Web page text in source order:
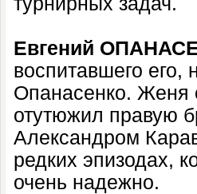
Евгений
воспитавшего
Опанасенко. Женя
отутюжил правую
Александром
редких эпизодах,
очень надежно.